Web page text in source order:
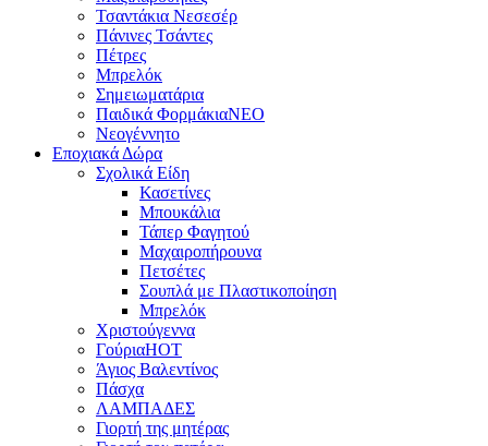
Τσαντάκια Νεσεσέρ
Πάνινες Τσάντες
Πέτρες
Μπρελόκ
Σημειωματάρια
Παιδικά ΦορμάκιαNEO
Νεογέννητο
Εποχιακά Δώρα
Σχολικά Είδη
Κασετίνες
Μπουκάλια
Τάπερ Φαγητού
Μαχαιροπήρουνα
Πετσέτες
Σουπλά με Πλαστικοποίηση
Μπρελόκ
Χριστούγεννα
ΓούριαHOT
Άγιος Βαλεντίνος
Πάσχα
ΛΑΜΠΑΔΕΣ
Γιορτή της μητέρας